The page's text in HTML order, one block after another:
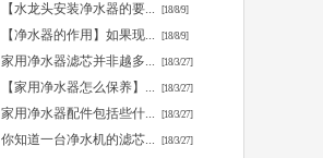
【水龙头安装净水器的要... [18/8/9]
【净水器的作用】如果现... [18/8/9]
家用净水器滤芯并非越多... [18/3/27]
【家用净水器怎么保养】... [18/3/27]
家用净水器配件包括些什... [18/3/27]
你知道一台净水机的滤芯... [18/3/27]